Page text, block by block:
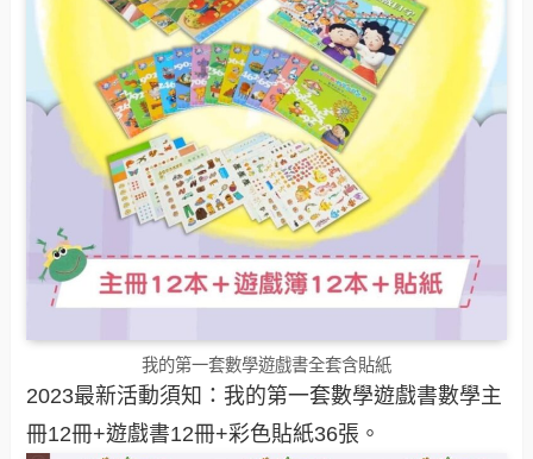
我的第一套數學遊戲書全套含貼紙
2023最新活動須知：我的第一套數學遊戲書數學主
冊12冊+遊戲書12冊+彩色貼紙36張。